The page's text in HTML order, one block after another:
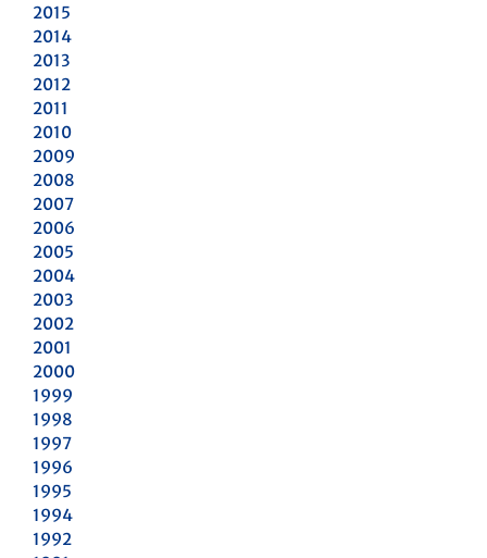
2015
2014
2013
2012
2011
2010
2009
2008
2007
2006
2005
2004
2003
2002
2001
2000
1999
1998
1997
1996
1995
1994
1992